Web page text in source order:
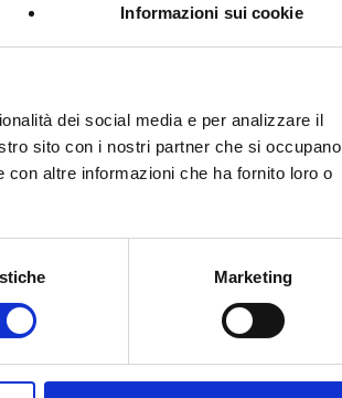
Informazioni sui cookie
dei social media e per analizzare il
sito con i nostri partner che si occupano
altre informazioni che ha fornito loro o
Marketing